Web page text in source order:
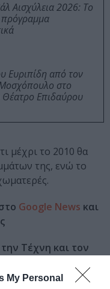
My Personal
Αισχύλεια 2026: Το
πρόγραμμα
Ευριπίδη από τον
στο
Θέατρο Επιδαύρου
μέχρι το 2010 θα
της, ενώ το
Google News και
την Τέχνη και τον